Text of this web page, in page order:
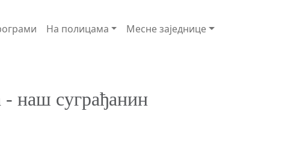
На полицама Месне заједнице
наш суграђанин